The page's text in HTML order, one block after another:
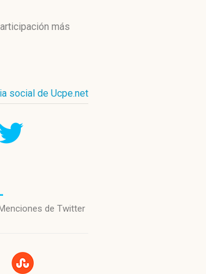
más
social de Ucpe.net
de Twitter